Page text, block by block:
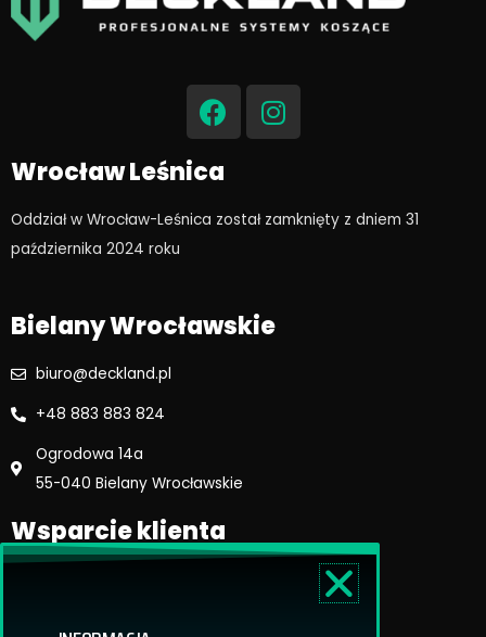
F
a
c
e
b
o
I
n
s
g
Wrocław Leśnica
Oddział w Wrocław-Leśnica został zamknięty z dniem 31
października 2024 roku​
Bielany Wrocławskie
biuro@deckland.pl
+48 883 883 824
Ogrodowa 14a
55-040 Bielany Wrocławskie
Wsparcie klienta